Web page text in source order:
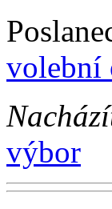
volební
výbor